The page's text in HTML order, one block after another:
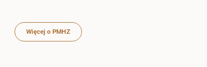
Więcej o PMHZ